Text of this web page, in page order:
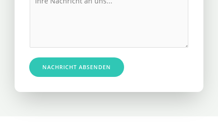
n
u
m
e
NACHRICHT ABSENDEN